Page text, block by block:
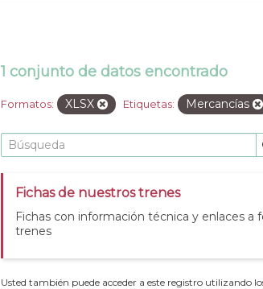
1 conjunto de datos encontrado
Formatos: XLSX Etiquetas: Mercancías
Fichas de nuestros trenes
Fichas con información técnica y enlaces a
trenes
Usted también puede acceder a este registro utilizando